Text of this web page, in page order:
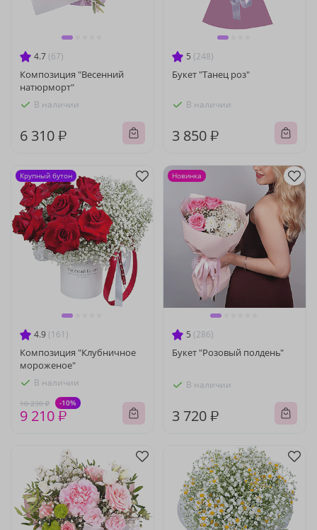
4.7 (67)
Композиция "Весенний
натюрморт"
В наличии
6 310 ₽
5 (248)
Букет "Танец роз"
В наличии
3 850 ₽
4.9 (161)
Композиция "Клубничное
мороженое"
В наличии
10 230 ₽ -10%
9 210 ₽
Крупный бутон
5 (286)
Букет "Розовый полдень"
В наличии
3 720 ₽
Новинка